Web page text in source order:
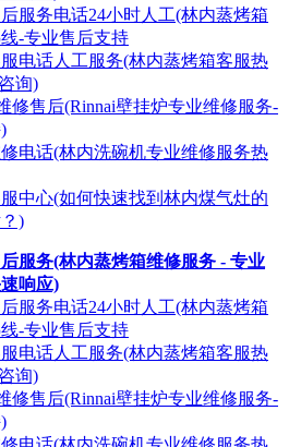
服务电话24小时人工(林内蒸烤箱
-专业售后支持
电话人工服务(林内蒸烤箱客服热
询)
修售后(Rinnai壁挂炉专业维修服务-
电话(林内洗碗机专业维修服务热
中心(如何快速找到林内煤气灶的
)
服务(林内蒸烤箱维修服务 - 专业
响应)
服务电话24小时人工(林内蒸烤箱
-专业售后支持
电话人工服务(林内蒸烤箱客服热
询)
修售后(Rinnai壁挂炉专业维修服务-